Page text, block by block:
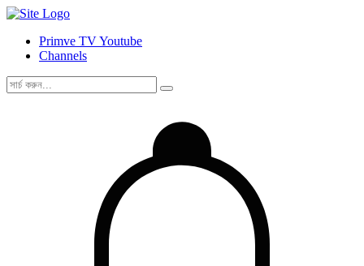
Primve TV Youtube
Channels